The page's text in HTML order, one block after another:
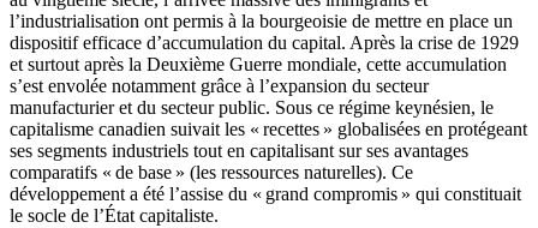
l’industrialisation ont permis à la bourgeoisie de mettre en place un
dispositif efficace d’accumulation du capital. Après la crise de 1929
et surtout après la Deuxième Guerre mondiale, cette accumulation
s’est envolée notamment grâce à l’expansion du secteur
manufacturier et du secteur public. Sous ce régime keynésien, le
capitalisme canadien suivait les « recettes » globalisées en protégeant
ses segments industriels tout en capitalisant sur ses avantages
comparatifs « de base » (les ressources naturelles). Ce
développement a été l’assise du « grand compromis » qui constituait
le socle de l’État capitaliste.